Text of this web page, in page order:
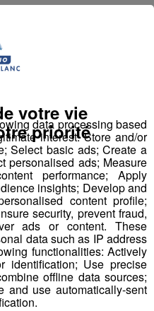
le constat !
Facebook
sur Twitter
encore ?
data processing based
interest: Store and/or
Select basic ads; Create a
personalised ads; Measure
performance; Apply
insights; Develop and
content profile;
security, prevent fraud,
ads or content. These
data such as IP address
functionalities: Actively
identification; Use precise
offline data sources;
and use automatically-sent
votre vie
priorité